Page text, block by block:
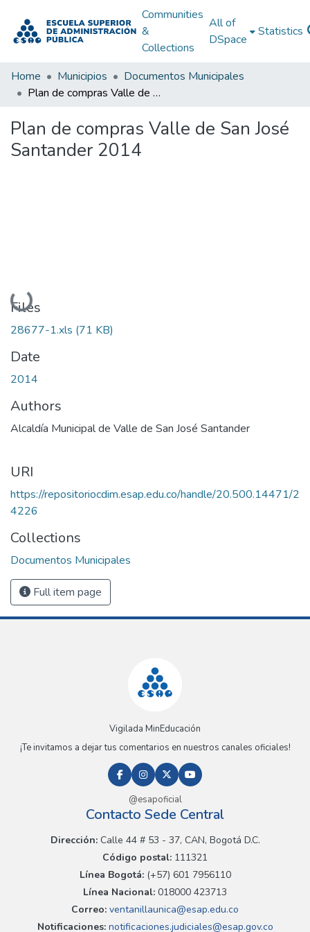
Communities
&
Collections
All of
DSpace
Statistics
Home Municipios
Documentos Municipales
Plan de compras Valle de San José Santander 2014
Plan de compras Valle de San José
Santander 2014
Loading...
Files
28677-1.xls (71 KB)
Date
2014
Authors
Alcaldía Municipal de Valle de San José Santander
URI
https://repositoriocdim.esap.edu.co/handle/20.500.14471/2
4226
Collections
Documentos Municipales
Full item page
Vigilada MinEducación
¡Te invitamos a dejar tus comentarios en nuestros canales oficiales!
@esapoficial
Contacto Sede Central
Dirección:Calle 44 # 53 - 37, CAN, Bogotá D.C.
Código postal: 111321
Línea Bogotá:(+57) 601 7956110
Línea Nacional: 018000 423713
Correo: ventanillaunica@esap.edu.co
Notificaciones:notificaciones.judiciales@esap.gov.co